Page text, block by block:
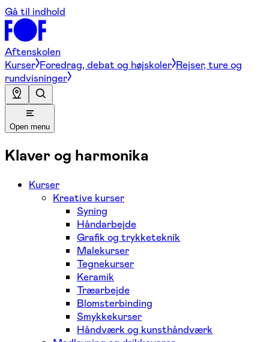
Gå til indhold
Aftenskolen
Kurser Foredrag, debat og højskoler Rejser, ture og
rundvisninger
Open menu
Klaver og harmonika
Kurser
Kreative kurser
Syning
Håndarbejde
Grafik og trykketeknik
Malekurser
Tegnekurser
Keramik
Træarbejde
Blomsterbinding
Smykkekurser
Håndværk og kunsthåndværk